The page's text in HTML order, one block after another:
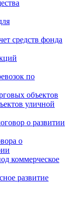
средств фонда
по
объектов
уличной
о развитии
о
коммерческое
развитие